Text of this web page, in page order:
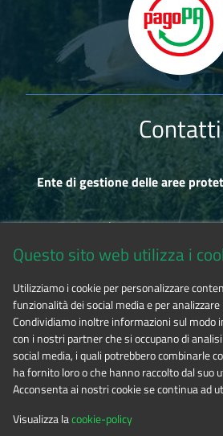
Contatti
Ente di gestione delle aree
Via Fransuà Fontan, 1 - 10050
Tel.
E-mail
Questo sito web utilizza i
Utilizziamo i cookie per personalizzare
funzionalità dei social media e per
Condividiamo inoltre informazioni sul modo
con i nostri partner che si occupano di
social media, i quali potrebbero combinarle
ha fornito loro o che hanno raccolto dal suo
Acconsenta ai nostri cookie se continua ad
Visualizza lacookie-policy